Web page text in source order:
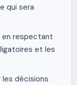
qui sera
en respectant
et les
les décisions